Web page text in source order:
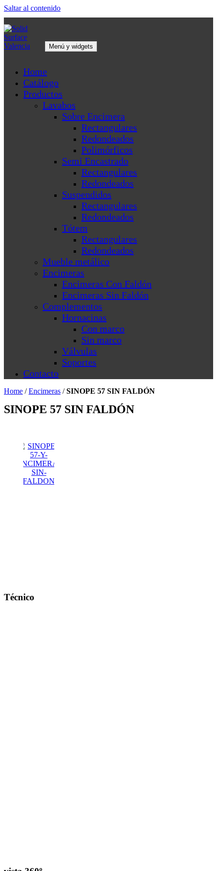
Saltar al contenido
diseños a medida, convertimos estos materiales en piezas con estilo,
puras y elegantes.
Menú y widgets
Home
Catálogo
Productos
Lavabos
Sobre Encimera
Rectangulares
Redondeados
Polimórficos
Semi Encastrado
Rectangulares
Redondeados
Suspendidos
Rectangulares
Redondeados
Tótem
Rectangulares
Redondeados
Mueble metálico
Encimeras
Encimeras Con Faldón
Encimeras Sin Faldón
Complementos
Hornacinas
Con marco
Sin marco
Válvulas
Soportes
Contacto
Home /Encimeras /SINOPE 57 SIN FALDÓN
SINOPE 57 SIN FALDÓN
Técnico